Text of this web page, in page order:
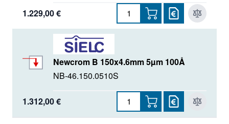
1.229,00 €
Newcrom B 150x4.6mm 5µm 100Å
NB-46.150.0510S
1.312,00 €